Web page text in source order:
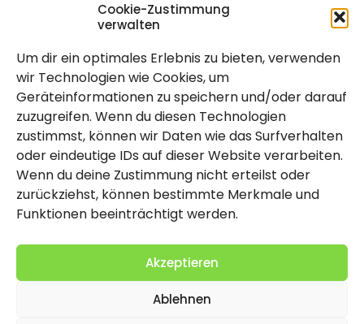
Cookie-Zustimmung
verwalten
Um dir ein optimales Erlebnis zu bieten, verwenden
wir Technologien wie Cookies, um
Geräteinformationen zu speichern und/oder darauf
zuzugreifen. Wenn du diesen Technologien
zustimmst, können wir Daten wie das Surfverhalten
oder eindeutige IDs auf dieser Website verarbeiten.
Wenn du deine Zustimmung nicht erteilst oder
zurückziehst, können bestimmte Merkmale und
Funktionen beeinträchtigt werden.
Akzeptieren
Ablehnen
Rechtlich
Impressum
Datenschutzerklärung
Cookie-Richtlinie (EU)